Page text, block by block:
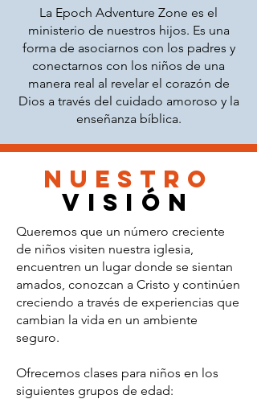
La Epoch Adventure Zone es el
ministerio de nuestros hijos. Es una
forma de asociarnos con los padres y
conectarnos con los niños de una
manera real al revelar el corazón de
Dios a través del cuidado amoroso y la
enseñanza bíblica.
Nuestro
visión
Queremos que un número creciente
de niños visiten nuestra iglesia,
encuentren un lugar donde se sientan
amados, conozcan a Cristo y continúen
creciendo a través de experiencias que
cambian la vida en un ambiente
seguro.
Ofrecemos clases para niños en los
siguientes grupos de edad: